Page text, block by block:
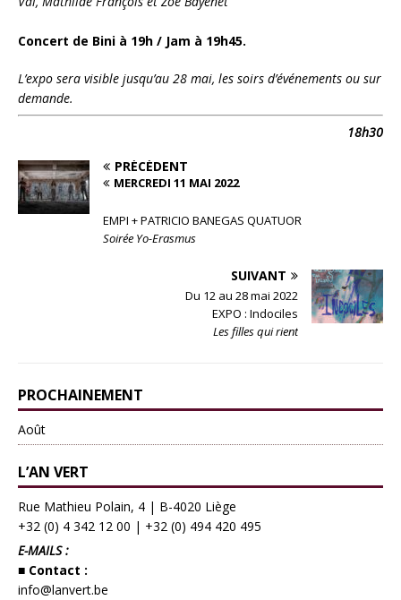
Concert de Bini à 19h / Jam à 19h45.
L’expo sera visible jusqu’au 28 mai, les soirs d’événements ou sur
demande.
18h30
PRÉCÉDENT
MERCREDI 11 MAI 2022
EMPI + PATRICIO BANEGAS QUATUOR
Soirée Yo-Erasmus
SUIVANT
Du 12 au 28 mai 2022
EXPO : Indociles
Les filles qui rient
PROCHAINEMENT
Août
L’AN VERT
Rue Mathieu Polain, 4 | B-4020 Liège
+32 (0) 4 342 12 00 | +32 (0) 494 420 495
E-MAILS :
■ Contact :
info@lanvert.be